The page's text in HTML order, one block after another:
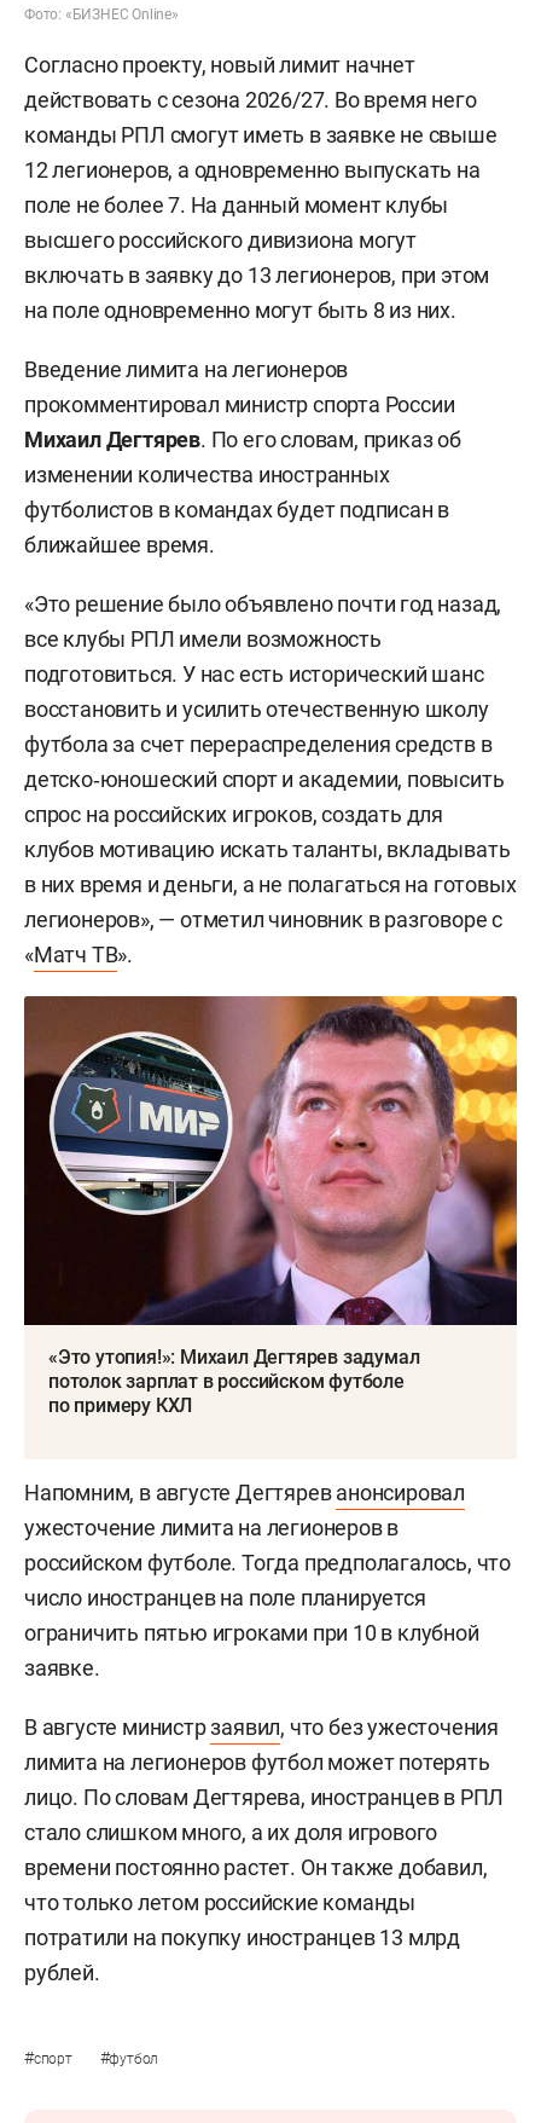
Фото: «БИЗНЕС Online»
Согласно проекту, новый лимит начнет
действовать с сезона 2026/27. Во время него
команды РПЛ смогут иметь в заявке не свыше
12 легионеров, а одновременно выпускать на
поле не более 7. На данный момент клубы
высшего российского дивизиона могут
включать в заявку до 13 легионеров, при этом
на поле одновременно могут быть 8 из них.
Введение лимита на легионеров
прокомментировал министр спорта России
Михаил Дегтярев. По его словам, приказ об
изменении количества иностранных
футболистов в командах будет подписан в
ближайшее время.
«Это решение было объявлено почти год назад,
все клубы РПЛ имели возможность
подготовиться. У нас есть исторический шанс
восстановить и усилить отечественную школу
футбола за счет перераспределения средств в
детско‑юношеский спорт и академии, повысить
спрос на российских игроков, создать для
клубов мотивацию искать таланты, вкладывать
в них время и деньги, а не полагаться на готовых
легионеров», — отметил чиновник в разговоре с
«Матч ТВ».
«Это утопия!»: Михаил Дегтярев задумал
потолок зарплат в российском футболе
по примеру КХЛ
Напомним, в августе Дегтяреванонсировал
ужесточение лимита на легионеров в
российском футболе. Тогда предполагалось, что
число иностранцев на поле планируется
ограничить пятью игроками при 10 в клубной
заявке.
В августе министрзаявил, что без ужесточения
лимита на легионеров футбол может потерять
лицо. По словам Дегтярева, иностранцев в РПЛ
стало слишком много, а их доля игрового
времени постоянно растет. Он также добавил,
что только летом российские команды
потратили на покупку иностранцев 13 млрд
рублей.
#спорт #футбол